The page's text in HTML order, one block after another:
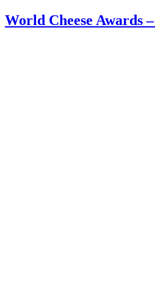
World Cheese Awards